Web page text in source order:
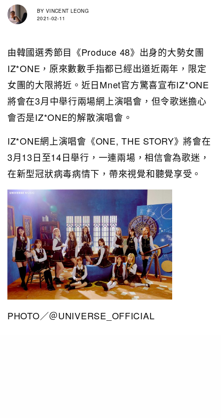
BY VINCENT LEONG
2021-02-11
由韓國選秀節目《Produce 48》出身的大勢女團
IZ*ONE，原來數數手指都已經出道近兩年，限定
女團的大限將近。近日Mnet官方驚喜宣布IZ*ONE
將會在3月中舉行兩場網上演唱會，但令歌迷擔心
會否是IZ*ONE的解散演唱會。
IZ*ONE網上演唱會《ONE, THE STORY》將會在
3月13日至14日舉行，一連兩場，相信會為歌迷，
在新型冠狀病毒病情下，帶來視覺和聽覺享受。
PHOTO／＠UNIVERSE_OFFICIAL